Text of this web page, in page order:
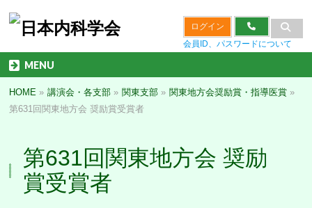
ログイン
会員ID、パスワードについて
MENU
HOME » 講演会・各支部 » 関東支部 » 関東地方会奨励賞・指導医賞 »
第631回関東地方会 奨励賞受賞者
第631回関東地方会 奨励
賞受賞者